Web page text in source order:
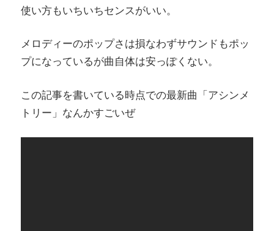
使い方もいちいちセンスがいい。
メロディーのポップさは損なわずサウンドもポッ
プになっているが曲自体は安っぽくない。
この記事を書いている時点での最新曲「アシンメ
トリー」なんかすごいぜ